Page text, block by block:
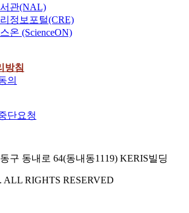
관(NAL)
정보포털(CRE)
온 (ScienceON)
방침
의
단요청
구 동내로 64(동내동1119) KERIS빌딩
ALL RIGHTS RESERVED